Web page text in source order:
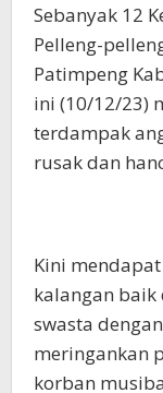
Sebanyak 12
Pelleng-
Patimpeng
ini (10/12/23)
terdampak
rusak dan
Kini
kalangan
swasta
meringankan
korban